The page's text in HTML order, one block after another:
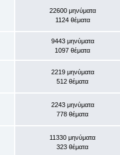
22600 μηνύματα
1124 θέματα
9443 μηνύματα
1097 θέματα
2219 μηνύματα
512 θέματα
2243 μηνύματα
778 θέματα
11330 μηνύματα
323 θέματα